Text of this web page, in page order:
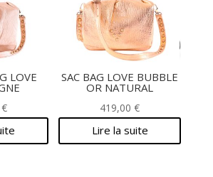
LOVE
€
SAC BAG LOVE BUBBLE
OR NATURAL
419,00€
Lire la suite